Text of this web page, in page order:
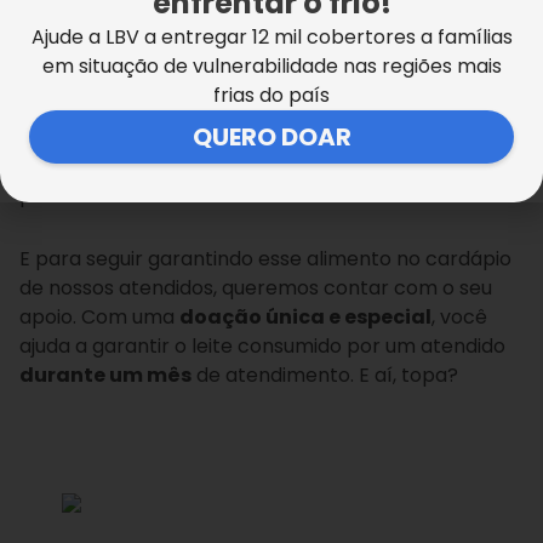
No entanto, dados recentes do Instituto Brasileiro de
Geografia e Estatística (IBGE) informam que, nos
últimos doze meses, o preço do leite longa vida subiu
18%. E o leite em pó, quase 20%. É, não tem sido fácil
para as famílias…
E para seguir garantindo esse alimento no cardápio
de nossos atendidos, queremos contar com o seu
apoio. Com uma doação única e especial, você
ajuda a garantir o leite consumido por um atendido
durante um mês de atendimento. E aí, topa?
Ajude a LBV a entregar 12 mil cobertores a famílias
em situação de vulnerabilidade nas regiões mais
frias do país
QUERO DOAR